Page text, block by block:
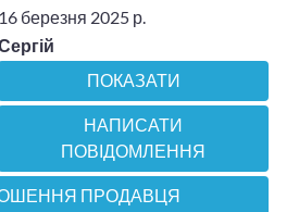
16 березня 2025 р.
ПОКАЗАТИ
НАПИСАТИ
ПОВІДОМЛЕННЯ
ПРОДАВЦЯ